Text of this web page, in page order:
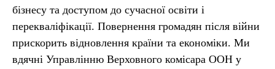
бізнесу та доступом до сучасної освіти і
перекваліфікації. Повернення громадян після війни
прискорить відновлення країни та економіки. Ми
вдячні Управлінню Верховного комісара ООН у